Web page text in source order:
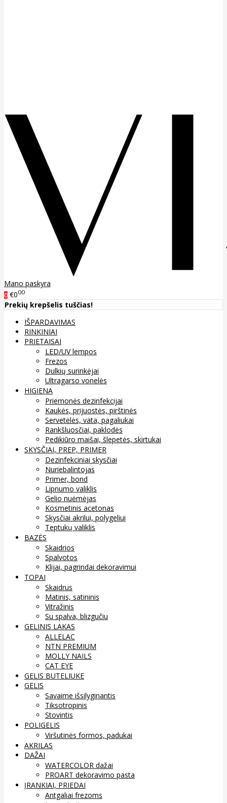
Mano paskyra
0 €000
Prekių krepšelis tuščias!
IŠPARDAVIMAS
RINKINIAI
PRIETAISAI
LED/UV lempos
Frezos
Dulkių surinkėjai
Ultragarso vonelės
HIGIENA
Priemonės dezinfekcijai
Kaukės, prijuostės, pirštinės
Servetėlės, vata, pagaliukai
Rankšluosčiai, paklodės
Pedikiūro maišai, šlepetės, skirtukai
SKYSČIAI, PREP, PRIMER
Dezinfekciniai skysčiai
Nuriebalintojas
Primer, bond
Lipnumo valiklis
Gelio nuėmėjas
Kosmetinis acetonas
Skysčiai akrilui, polygeliui
Teptukų valiklis
BAZĖS
Skaidrios
Spalvotos
Klijai, pagrindai dekoravimui
TOPAI
Skaidrus
Matinis, satininis
Vitražinis
Su spalva, blizgučiu
GELINIS LAKAS
ALLELAC
NTN PREMIUM
MOLLY NAILS
CAT EYE
GELIS BUTELIUKE
GELIS
Savaime išsilyginantis
Tiksotropinis
Stovintis
POLIGELIS
Viršutinės formos, padukai
AKRILAS
DAŽAI
WATERCOLOR dažai
PROART dekoravimo pasta
ĮRANKIAI, PRIEDAI
Antgaliai frezoms